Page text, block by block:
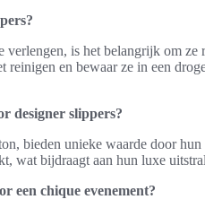
is het belangrijk om ze
reinigen en bewaar ze in een
designer slippers?
bieden unieke waarde door
wat bijdraagt aan hun luxe
een chique evenement?